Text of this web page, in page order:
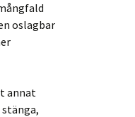
oslagbar
annat